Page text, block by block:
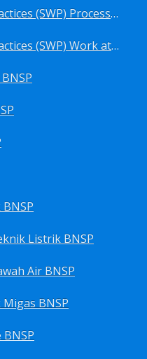
Sertifikasi Safe Work Practices (SWP) Process Overview and Awareness BNSP
Sertifikasi Safe Work Practices (SWP) Work at Height BNSP
Listrik BNSP
Air BNSP
BNSP